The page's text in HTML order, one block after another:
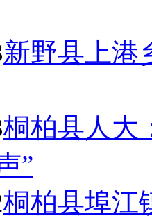
新野县上港
桐柏县人大
”
桐柏县埠江